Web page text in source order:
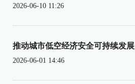
2026-06-10 11:26
推动城市低空经济安全可持续发展
2026-06-01 14:46